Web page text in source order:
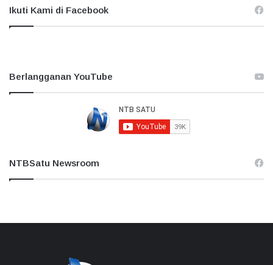
Ikuti Kami di Facebook
Berlangganan YouTube
NTBSatu Newsroom